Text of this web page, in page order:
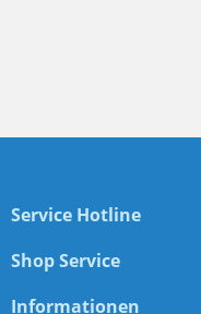
Service Hotline
Shop Service
Informationen